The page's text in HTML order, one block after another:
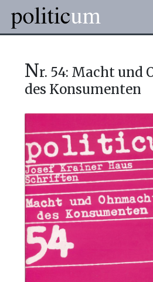
nr. 54: Macht und
des Konsumenten